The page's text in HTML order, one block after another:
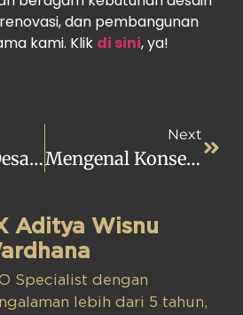
dan pembangunan
kami. Klik di sini, ya!
10 Inspirasi Desain Ruang TV Minimalis + Tips Mendesainnya!
Next
Mengenal Konsep Rule Of Three Dalam Dunia Desain Interior
Aditya Wisnu
Specialist dengan
lebih dari 5 tahun,